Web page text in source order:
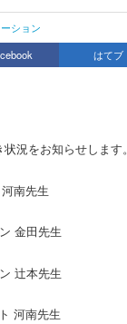
ション
はてブ
況をお知らせします。
南先生
金田先生
辻本先生
河南先生